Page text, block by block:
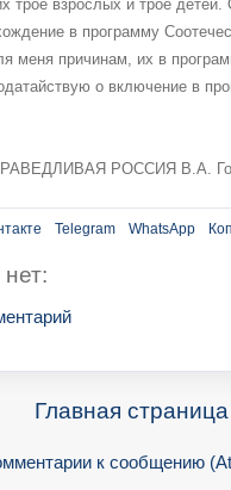
трое взрослых и трое
в программу
меня причинам, их в
о включение в
РОССИЯ В.А.
Telegram WhatsApp
Главная страница
к сообщению